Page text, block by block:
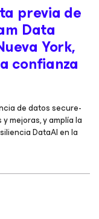
previa de
Data
York,
confianza
de datos secure-
mejoras, y amplía la
DataAI en la